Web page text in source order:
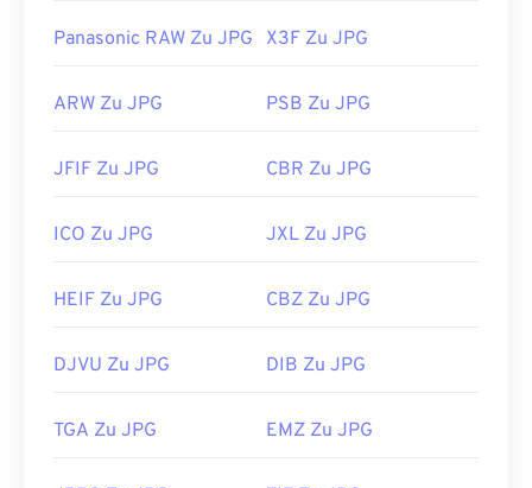
Panasonic RAW Zu JPG X3F Zu JPG
ARW Zu JPG PSB Zu JPG
JFIF Zu JPG CBR Zu JPG
ICO Zu JPG JXL Zu JPG
HEIF Zu JPG CBZ Zu JPG
DJVU Zu JPG DIB Zu JPG
TGA Zu JPG EMZ Zu JPG